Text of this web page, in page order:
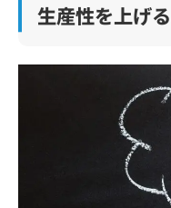
生産性を上げ